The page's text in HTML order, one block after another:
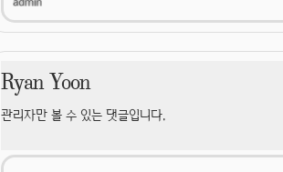
Ryan Yoon
관리자만 볼 수 있는 댓글입니다.